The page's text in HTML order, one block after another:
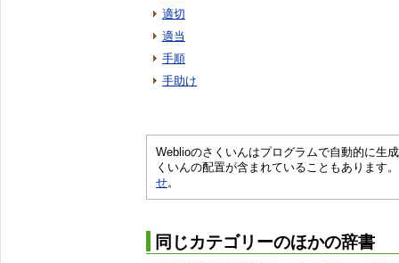
適切
適当
手順
手助け
Weblioのさくいんはプログラムで自動的に生
くいんの配置が含まれていることもあります
せ。
同じカテゴリーのほかの辞書